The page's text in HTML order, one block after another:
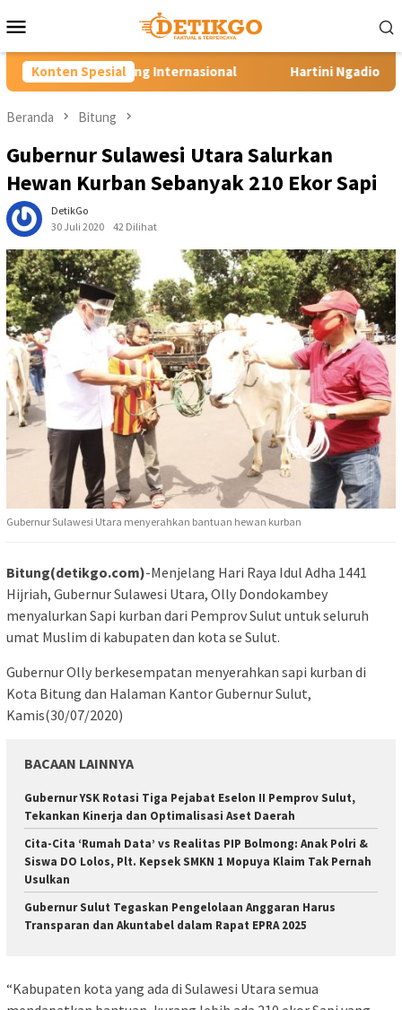
ke
Mobile
Konten Spesial Hartini Ngadiorejo Pacu Transformasi
Beranda Bitung
Gubernur Sulawesi Utara Salurkan
Hewan Kurban Sebanyak 210 Ekor Sapi
DetikGo
30 Juli 2020
42 Dilihat
Gubernur Sulawesi Utara menyerahkan bantuan hewan kurban
Bitung(detikgo.com)-Menjelang Hari Raya Idul Adha 1441
Hijriah, Gubernur Sulawesi Utara, Olly Dondokambey
menyalurkan Sapi kurban dari Pemprov Sulut untuk seluruh
umat Muslim di kabupaten dan kota se Sulut.
Gubernur Olly berkesempatan menyerahkan sapi kurban di
Kota Bitung dan Halaman Kantor Gubernur Sulut,
Kamis(30/07/2020)
BACAAN LAINNYA
Gubernur YSK Rotasi Tiga Pejabat Eselon II Pemprov Sulut,
Tekankan Kinerja dan Optimalisasi Aset Daerah
Cita-Cita ‘Rumah Data’ vs Realitas PIP Bolmong: Anak Polri &
Siswa DO Lolos, Plt. Kepsek SMKN 1 Mopuya Klaim Tak Pernah
Usulkan
Gubernur Sulut Tegaskan Pengelolaan Anggaran Harus
Transparan dan Akuntabel dalam Rapat EPRA 2025
“Kabupaten kota yang ada di Sulawesi Utara semua